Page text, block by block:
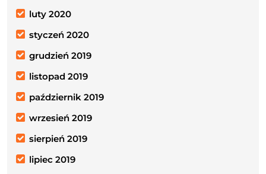
luty 2020
styczeń 2020
grudzień 2019
listopad 2019
październik 2019
wrzesień 2019
sierpień 2019
lipiec 2019